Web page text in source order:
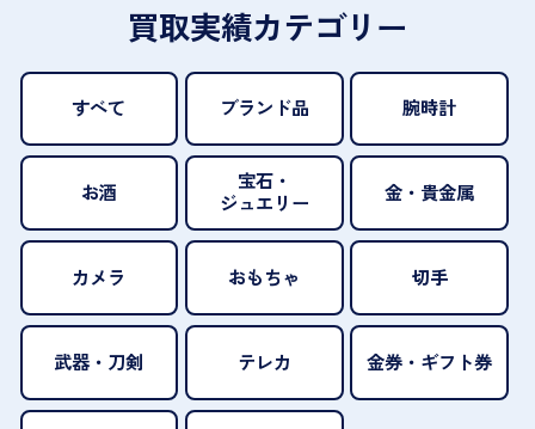
買取実績カテゴリー
すべて ブランド品 腕時計
お酒
宝石・
ジュエリー
金・貴金属
カメラ おもちゃ 切手
武器・刀剣 テレカ 金券・ギフト券